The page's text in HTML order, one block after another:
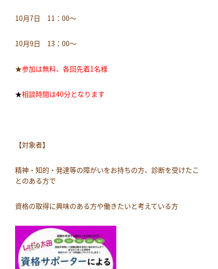
10月7日 11：00～
10月9日 13：00～
★参加は無料、各回先着1名様
★相談時間は40分となります
【対象者】
精神・知的・発達等の障がいをお持ちの方、診断を受けたこ
とのある方で
資格の取得に興味のある方や働きたいと考えている方